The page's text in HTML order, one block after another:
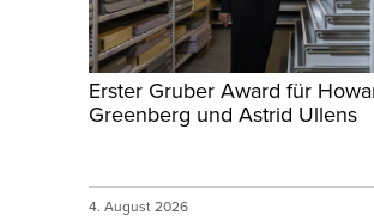
Erster Gruber Award für
Greenberg und Astrid Ullens
4. August 2026